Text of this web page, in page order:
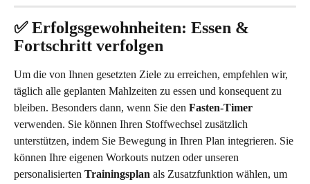
✅ Erfolgsgewohnheiten: Essen &
Fortschritt verfolgen
Um die von Ihnen gesetzten Ziele zu erreichen, empfehlen wir,
täglich alle geplanten Mahlzeiten zu essen und konsequent zu
bleiben. Besonders dann, wenn Sie den Fasten-Timer
verwenden. Sie können Ihren Stoffwechsel zusätzlich
unterstützen, indem Sie Bewegung in Ihren Plan integrieren. Sie
können Ihre eigenen Workouts nutzen oder unseren
personalisierten Trainingsplan als Zusatzfunktion wählen, um